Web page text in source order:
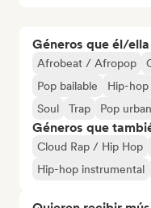
Géneros que él/
Afrobeat / Afropop
Pop bailable
Hip-hop
Soul
Trap Pop
Géneros que
Cloud Rap / Hip Hop
Hip-hop instrumental